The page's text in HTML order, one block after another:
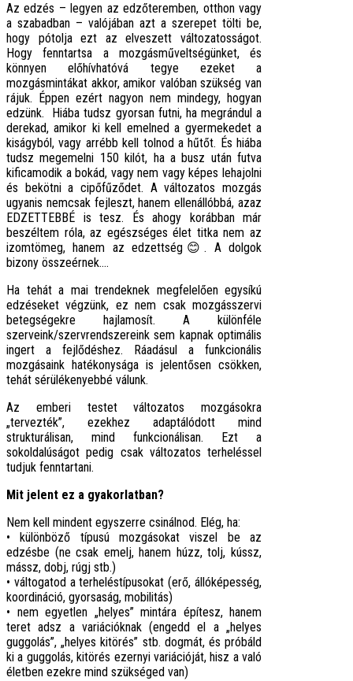
Az edzés – legyen az edzőteremben, otthon vagy
a szabadban – valójában azt a szerepet tölti be,
hogy pótolja ezt az elveszett változatosságot.
Hogy fenntartsa a mozgásműveltségünket, és
könnyen előhívhatóvá tegye ezeket a
mozgásmintákat akkor, amikor valóban szükség van
rájuk. Éppen ezért nagyon nem mindegy, hogyan
edzünk. Hiába tudsz gyorsan futni, ha megrándul a
derekad, amikor ki kell emelned a gyermekedet a
kiságyból, vagy arrébb kell tolnod a hűtőt. És hiába
tudsz megemelni 150 kilót, ha a busz után futva
kificamodik a bokád, vagy nem vagy képes lehajolni
és bekötni a cipőfűződet. A változatos mozgás
ugyanis nemcsak fejleszt, hanem ellenállóbbá, azaz
EDZETTEBBÉ is tesz. És ahogy korábban már
beszéltem róla, az egészséges élet titka nem az
izomtömeg, hanem az edzettség😊. A dolgok
bizony összeérnek....
Ha tehát a mai trendeknek megfelelően egysíkú
edzéseket végzünk, ez nem csak mozgásszervi
betegségekre hajlamosít. A különféle
szerveink/szervrendszereink sem kapnak optimális
ingert a fejlődéshez. Ráadásul a funkcionális
mozgásaink hatékonysága is jelentősen csökken,
tehát sérülékenyebbé válunk.
Az emberi testet változatos mozgásokra
„tervezték”, ezekhez adaptálódott mind
strukturálisan, mind funkcionálisan. Ezt a
sokoldalúságot pedig csak változatos terheléssel
tudjuk fenntartani.
Mit jelent ez a gyakorlatban?
Nem kell mindent egyszerre csinálnod. Elég, ha:
• különböző típusú mozgásokat viszel be az
edzésbe (ne csak emelj, hanem húzz, tolj, kússz,
mássz, dobj, rúgj stb.)
• váltogatod a terheléstípusokat (erő, állóképesség,
koordináció, gyorsaság, mobilitás)
• nem egyetlen „helyes” mintára építesz, hanem
teret adsz a variációknak (engedd el a „helyes
guggolás”, „helyes kitörés” stb. dogmát, és próbáld
ki a guggolás, kitörés ezernyi variációját, hisz a való
életben ezekre mind szükséged van)